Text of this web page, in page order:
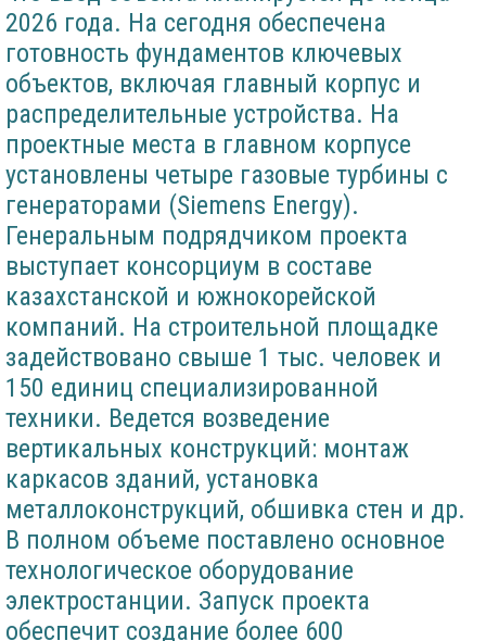
2026 года. На сегодня обеспечена
готовность фундаментов ключевых
объектов, включая главный корпус и
распределительные устройства. На
проектные места в главном корпусе
установлены четыре газовые турбины с
генераторами (Siemens Energy).
Генеральным подрядчиком проекта
выступает консорциум в составе
казахстанской и южнокорейской
компаний. На строительной площадке
задействовано свыше 1 тыс. человек и
150 единиц специализированной
техники. Ведется возведение
вертикальных конструкций: монтаж
каркасов зданий, установка
металлоконструкций, обшивка стен и др.
В полном объеме поставлено основное
технологическое оборудование
электростанции. Запуск проекта
обеспечит создание более 600